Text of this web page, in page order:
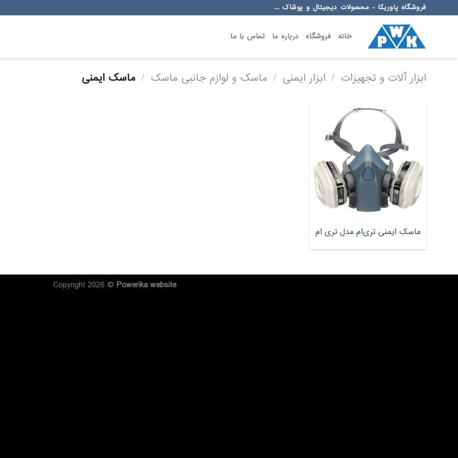
to
فروشگاه پاوریکا - محصولات دیجیتال و پوشاک ...
خانه فروشگاه درباره ما تماس با ما
ابزار آلات و تجهیزات / ابزار ایمنی / ماسک و لوازم جانبی ماسک / ماسک ایمنی
ماسک ایمنی تری‌ام مدل تری ام
Copyright 2026 © Powerikawebsite